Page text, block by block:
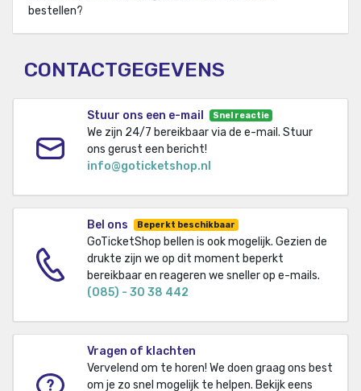
bestellen?
CONTACTGEGEVENS
Stuur ons een e-mail Snel reactie
We zijn 24/7 bereikbaar via de e-mail. Stuur
ons gerust een bericht!
info@goticketshop.nl
Bel ons Beperkt beschikbaar
GoTicketShop bellen is ook mogelijk. Gezien de
drukte zijn we op dit moment beperkt
bereikbaar en reageren we sneller op e-mails.
(085) - 30 38 442
Vragen of klachten
Vervelend om te horen! We doen graag ons best
om je zo snel mogelijk te helpen. Bekijk eens